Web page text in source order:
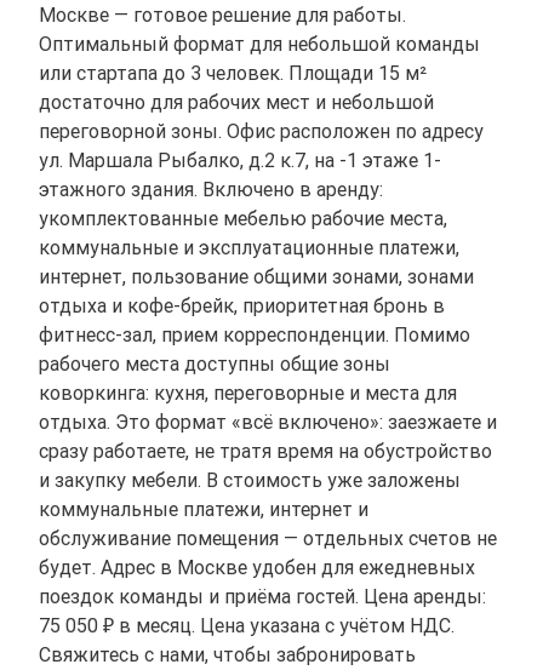
Москве — готовое решение для работы.
Оптимальный формат для небольшой команды
или стартапа до 3 человек. Площади 15 м²
достаточно для рабочих мест и небольшой
переговорной зоны. Офис расположен по адресу
ул. Маршала Рыбалко, д.2 к.7, на -1 этаже 1-
этажного здания. Включено в аренду:
укомплектованные мебелью рабочие места,
коммунальные и эксплуатационные платежи,
интернет, пользование общими зонами, зонами
отдыха и кофе-брейк, приоритетная бронь в
фитнесс-зал, прием корреспонденции. Помимо
рабочего места доступны общие зоны
коворкинга: кухня, переговорные и места для
отдыха. Это формат «всё включено»: заезжаете и
сразу работаете, не тратя время на обустройство
и закупку мебели. В стоимость уже заложены
коммунальные платежи, интернет и
обслуживание помещения — отдельных счетов не
будет. Адрес в Москве удобен для ежедневных
поездок команды и приёма гостей. Цена аренды:
75 050 ₽ в месяц. Цена указана с учётом НДС.
Свяжитесь с нами, чтобы забронировать